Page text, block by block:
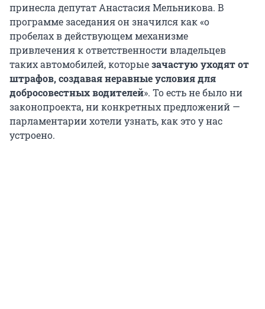
принесла депутат Анастасия Мельникова. В
программе заседания он значился как «о
пробелах в действующем механизме
привлечения к ответственности владельцев
таких автомобилей, которыезачастую уходят от
штрафов, создавая неравные условия для
добросовестных водителей». То есть не было ни
законопроекта, ни конкретных предложений —
парламентарии хотели узнать, как это у нас
устроено.